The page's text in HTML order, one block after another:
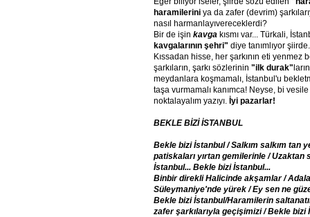
haramilerini ya da zafer (devrim)
nasıl harmanlayıvereceklerdi?
Bir de işin kavga kısmı var... Türkali,
kavgalarının şehri" diye tanımlıyor
Kıssadan hisse, her şarkının eti yenmez
şarkıların, şarkı sözlerinin "ilk durak"
meydanlara koşmamalı, İstanbul'u
taşa vurmamalı kanımca! Neyse, bi
noktalayalım yazıyı. İyi pazarlar!
BEKLE BİZİ İSTANBUL
Bekle bizi İstanbul / Salkım salkım tan
patiskaları yırtan gemilerinle / Uzaktan
İstanbul... Bekle bizi İstanbul...
Binbir direkli Halicinde akşamlar /
Süleymaniye'nde yürek / Ey sen ne
Bekle bizi İstanbul/Haramilerin
zafer şarkılarıyla geçişimizi / Bekle bizi